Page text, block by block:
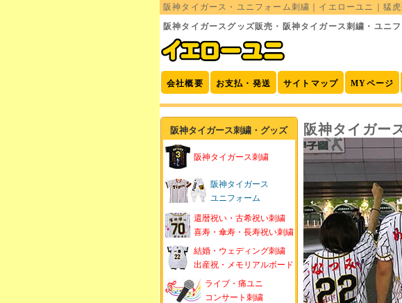
阪神タイガース・ユニフォーム刺繍｜イエローユニ｜猛
阪神タイガースグッズ販売・阪神タイガース刺繍・ユニ
会社概要 お支払・発送 サイトマップ MYページ
阪神タイガース刺繍・グッズ
阪神タイガース刺繍
阪神タイガース
ユニフォーム
還暦祝い・古希祝い刺繍
喜寿・傘寿・長寿祝い刺繍
結婚・ウェディング刺繍
出産祝・メモリアルボード
ライブ・痛ユニ
コンサート刺繍
阪神タイガー